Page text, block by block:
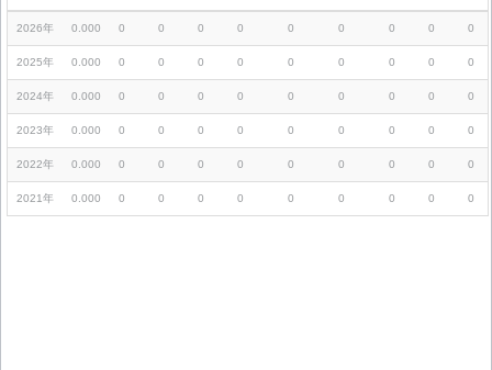
2026年 0.000 0 0 0 0 0 0 0 0 0
2025年 0.000 0 0 0 0 0 0 0 0 0
2024年 0.000 0 0 0 0 0 0 0 0 0
2023年 0.000 0 0 0 0 0 0 0 0 0
2022年 0.000 0 0 0 0 0 0 0 0 0
2021年 0.000 0 0 0 0 0 0 0 0 0